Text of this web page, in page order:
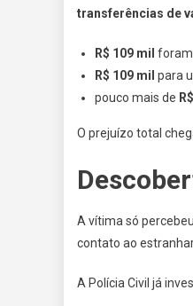
transferências de
R$ 109 mil foram
R$ 109 mil para
pouco mais de
O prejuízo total
A vítima só
contato ao
A Polícia Civil já